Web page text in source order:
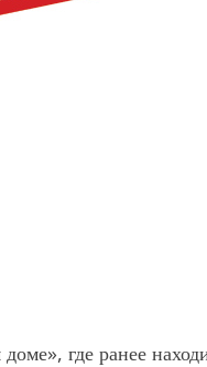
где ранее